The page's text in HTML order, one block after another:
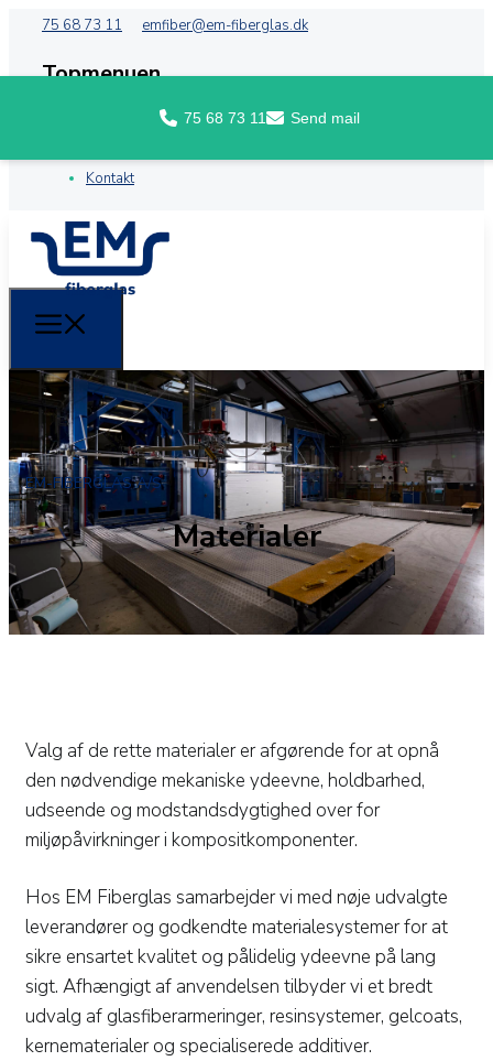
75 68 73 11 emfiber@em-fiberglas.dk
Topmenuen
Kontakt
EM-FIBERGLAS A/S
Materialer
Valg af de rette materialer er afgørende for at opnå
den nødvendige mekaniske ydeevne, holdbarhed,
udseende og modstandsdygtighed over for
miljøpåvirkninger i kompositkomponenter.
Hos EM Fiberglas samarbejder vi med nøje udvalgte
leverandører og godkendte materialesystemer for at
sikre ensartet kvalitet og pålidelig ydeevne på lang
sigt. Afhængigt af anvendelsen tilbyder vi et bredt
udvalg af glasfiberarmeringer, resinsystemer, gelcoats,
kernematerialer og specialiserede additiver.
75 68 73 11 Send mail